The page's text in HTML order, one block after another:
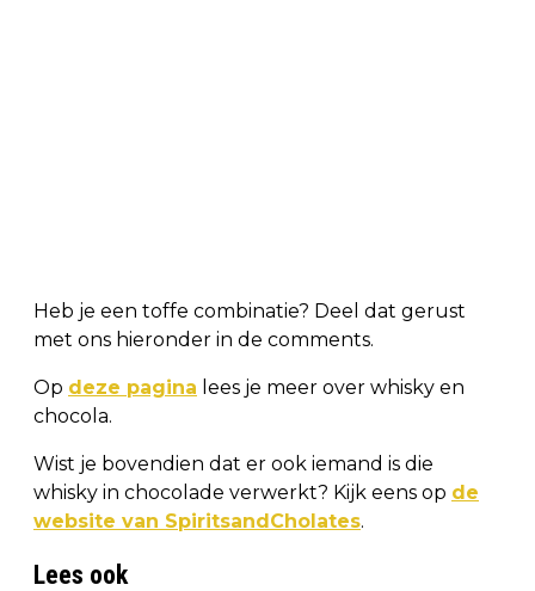
Heb je een toffe combinatie? Deel dat gerust
met ons hieronder in de comments.
Op deze pagina lees je meer over whisky en
chocola.
Wist je bovendien dat er ook iemand is die
whisky in chocolade verwerkt? Kijk eens op de
website van SpiritsandCholates.
Lees ook